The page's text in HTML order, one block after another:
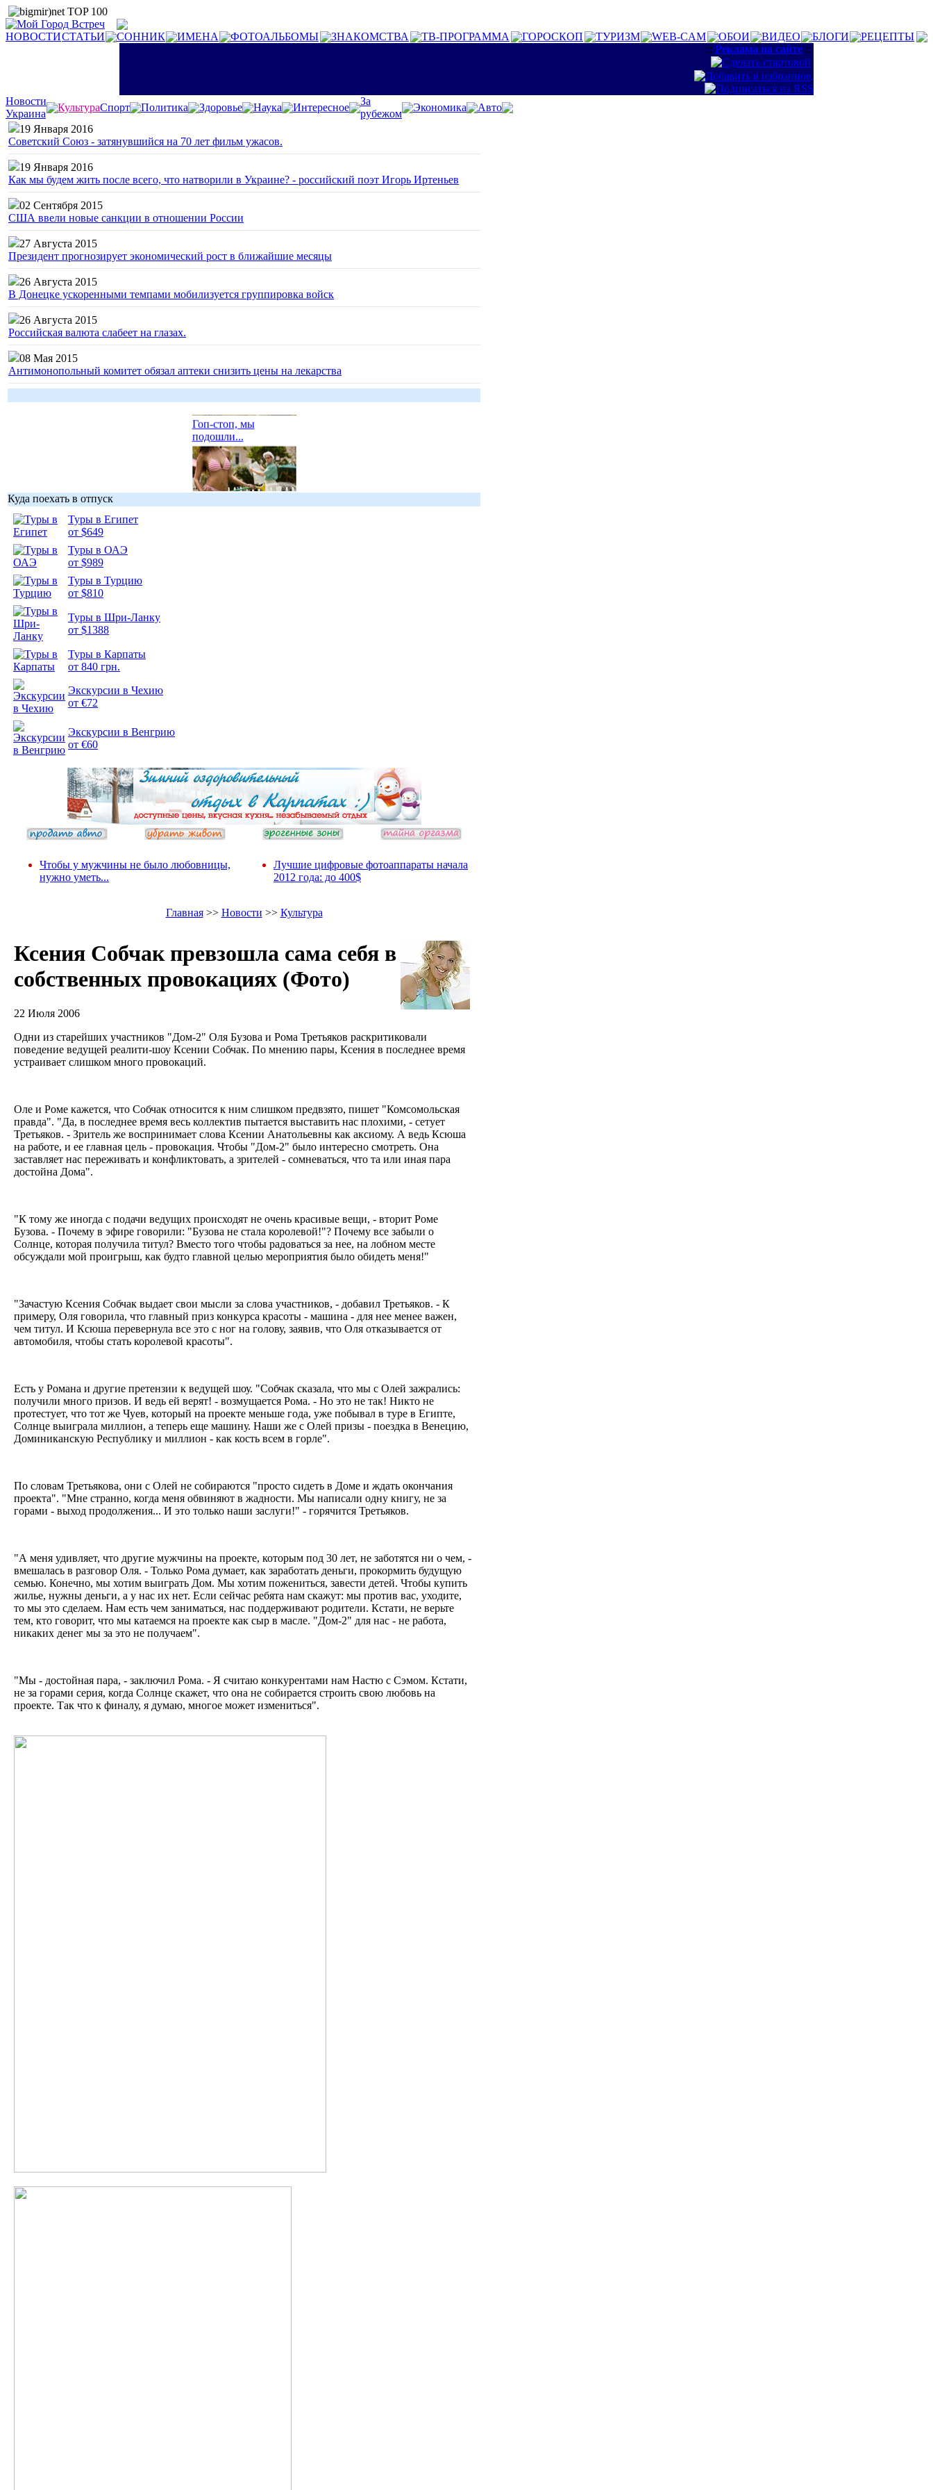
НОВОСТИСТАТЬИ СОННИК ИМЕНА ФОТОАЛЬБОМЫ ЗНАКОМСТВА ТВ-ПРОГРАММА ГОРОСКОП ТУРИЗМ WEB-CAM ОБОИ ВИДЕО БЛОГИ
РЕЦЕПТЫ
:: Реклама на сайте ::
Новости
Украина
КультураСпорт Политика Здоровье Наука Интересное
За
рубежом
Экономика
Авто
19 Января 2016
Советский Союз - затянувшийся на 70 лет фильм ужасов.
19 Января 2016
Как мы будем жить после всего, что натворили в Украине? - российский поэт Игорь Иртеньев
02 Сентября 2015
США ввели новые санкции в отношении России
27 Августа 2015
Президент прогнозирует экономический рост в ближайшие месяцы
26 Августа 2015
В Донецке ускоренными темпами мобилизуется группировка войск
26 Августа 2015
Российская валюта слабеет на глазах.
08 Мая 2015
Антимонопольный комитет обязал аптеки снизить цены на лекарства
Гоп-стоп, мы
подошли...
Куда поехать в отпуск
Туры в Египет
от $649
Туры в ОАЭ
от $989
Туры в Турцию
от $810
Туры в Шри-Ланку
от $1388
Туры в Карпаты
от 840 грн.
Экскурсии в Чехию
от €72
Экскурсии в Венгрию
от €60
Чтобы у мужчины не было любовницы,
нужно уметь...
Лучшие цифровые фотоаппараты начала
2012 года: до 400$
Главная>> Новости >> Культура
Ксения Собчак превзошла сама себя в
собственных провокациях (Фото)
22 Июля 2006
Одни из старейших участников "Дом-2" Оля Бузова и Рома Третьяков раскритиковали
поведение ведущей реалити-шоу Ксении Собчак. По мнению пары, Ксения в последнее время
устраивает слишком много провокаций.
Оле и Роме кажется, что Собчак относится к ним слишком предвзято, пишет "Комсомольская
правда". "Да, в последнее время весь коллектив пытается выставить нас плохими, - сетует
Третьяков. - Зритель же воспринимает слова Ксении Анатольевны как аксиому. А ведь Ксюша
на работе, и ее главная цель - провокация. Чтобы "Дом-2" было интересно смотреть. Она
заставляет нас переживать и конфликтовать, а зрителей - сомневаться, что та или иная пара
достойна Дома".
"К тому же иногда с подачи ведущих происходят не очень красивые вещи, - вторит Роме
Бузова. - Почему в эфире говорили: "Бузова не стала королевой!"? Почему все забыли о
Солнце, которая получила титул? Вместо того чтобы радоваться за нее, на лобном месте
обсуждали мой проигрыш, как будто главной целью мероприятия было обидеть меня!"
"Зачастую Ксения Собчак выдает свои мысли за слова участников, - добавил Третьяков. - К
примеру, Оля говорила, что главный приз конкурса красоты - машина - для нее менее важен,
чем титул. И Ксюша перевернула все это с ног на голову, заявив, что Оля отказывается от
автомобиля, чтобы стать королевой красоты".
Есть у Романа и другие претензии к ведущей шоу. "Собчак сказала, что мы с Олей зажрались:
получили много призов. И ведь ей верят! - возмущается Рома. - Но это не так! Никто не
протестует, что тот же Чуев, который на проекте меньше года, уже побывал в туре в Египте,
Солнце выиграла миллион, а теперь еще машину. Наши же с Олей призы - поездка в Венецию,
Доминиканскую Республику и миллион - как кость всем в горле".
По словам Третьякова, они с Олей не собираются "просто сидеть в Доме и ждать окончания
проекта". "Мне странно, когда меня обвиняют в жадности. Мы написали одну книгу, не за
горами - выход продолжения... И это только наши заслуги!" - горячится Третьяков.
"А меня удивляет, что другие мужчины на проекте, которым под 30 лет, не заботятся ни о чем, -
вмешалась в разговор Оля. - Только Рома думает, как заработать деньги, прокормить будущую
семью. Конечно, мы хотим выиграть Дом. Мы хотим пожениться, завести детей. Чтобы купить
жилье, нужны деньги, а у нас их нет. Если сейчас ребята нам скажут: мы против вас, уходите,
то мы это сделаем. Нам есть чем заниматься, нас поддерживают родители. Кстати, не верьте
тем, кто говорит, что мы катаемся на проекте как сыр в масле. "Дом-2" для нас - не работа,
никаких денег мы за это не получаем".
"Мы - достойная пара, - заключил Рома. - Я считаю конкурентами нам Настю с Сэмом. Кстати,
не за горами серия, когда Солнце скажет, что она не собирается строить свою любовь на
проекте. Так что к финалу, я думаю, многое может измениться".